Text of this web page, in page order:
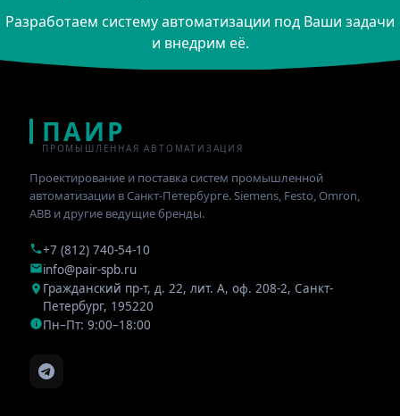
Разработаем систему автоматизации под Ваши задачи
и внедрим её.
ПАИР
ПРОМЫШЛЕННАЯ АВТОМАТИЗАЦИЯ
Проектирование и поставка систем промышленной
автоматизации в Санкт-Петербурге. Siemens, Festo, Omron,
ABB и другие ведущие бренды.
+7 (812) 740-54-10
info@pair-spb.ru
Гражданский пр-т, д. 22, лит. А, оф. 208-2, Санкт-
Петербург, 195220
Пн–Пт: 9:00–18:00